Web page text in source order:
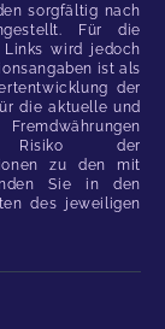
sorgfältig nach
Für die
wird jedoch
ist als
der
die aktuelle und
Risiko der
zu den mit
Sie in den
des jeweiligen